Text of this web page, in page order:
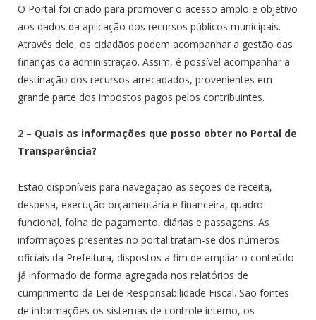
O Portal foi criado para promover o acesso amplo e objetivo
aos dados da aplicação dos recursos públicos municipais.
Através dele, os cidadãos podem acompanhar a gestão das
finanças da administração. Assim, é possível acompanhar a
destinação dos recursos arrecadados, provenientes em
grande parte dos impostos pagos pelos contribuintes.
2 – Quais as informações que posso obter no Portal de
Transparência?
Estão disponíveis para navegação as seções de receita,
despesa, execução orçamentária e financeira, quadro
funcional, folha de pagamento, diárias e passagens. As
informações presentes no portal tratam-se dos números
oficiais da Prefeitura, dispostos a fim de ampliar o conteúdo
já informado de forma agregada nos relatórios de
cumprimento da Lei de Responsabilidade Fiscal. São fontes
de informações os sistemas de controle interno, os